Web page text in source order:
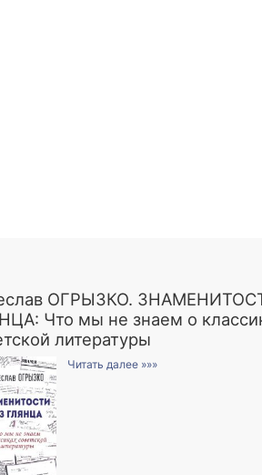
ОГРЫЗКО.
Что мы не знаем о
литературы
Читать далее »»»